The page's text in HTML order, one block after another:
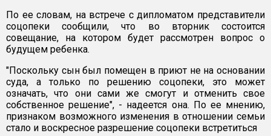
По ее словам, на встрече с дипломатом представители
соцопеки сообщили, что во вторник состоится
совещание, на котором будет рассмотрен вопрос о
будущем ребенка.
"Поскольку сын был помещен в приют не на основании
суда, а только по решению соцопеки, это может
означать, что они сами же смогут и отменить свое
собственное решение", - надеется она. По ее мнению,
признаком возможного изменения в отношении семьи
стало и воскресное разрешение соцопеки встретиться